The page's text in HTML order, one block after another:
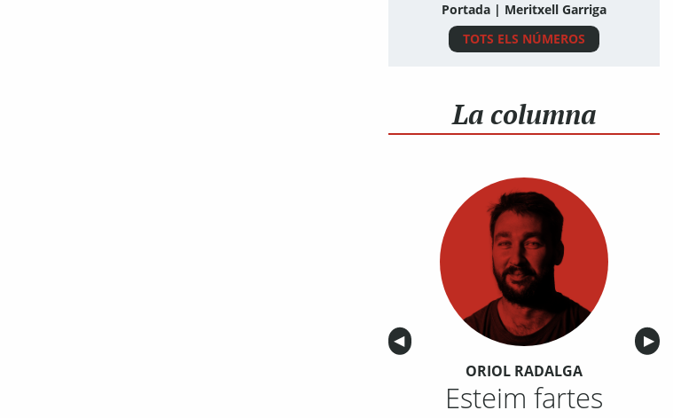
Portada | Meritxell Garriga
TOTS ELS NÚMEROS
La columna
Anterior
◀︎ ▶︎
ORIOL RADALGA
Esteim fartes